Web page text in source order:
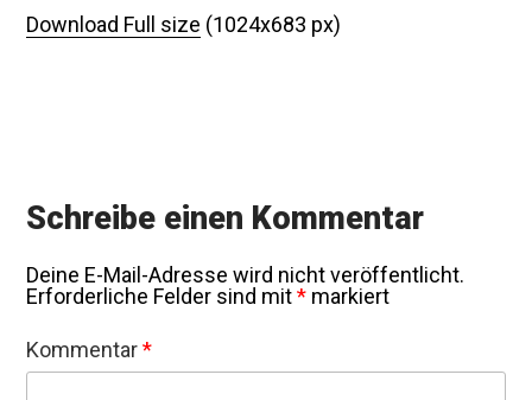
Download Full size (1024x683 px)
Schreibe einen Kommentar
Deine E-Mail-Adresse wird nicht veröffentlicht.
Erforderliche Felder sind mit* markiert
Kommentar*